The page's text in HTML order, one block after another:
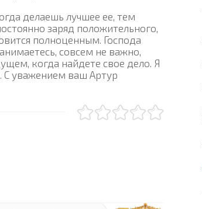
делаешь лучшее ее, тем
заряд положительного,
полноценным. Господа
совсем не важно,
когда найдете свое дело. Я
С уважением ваш Артур